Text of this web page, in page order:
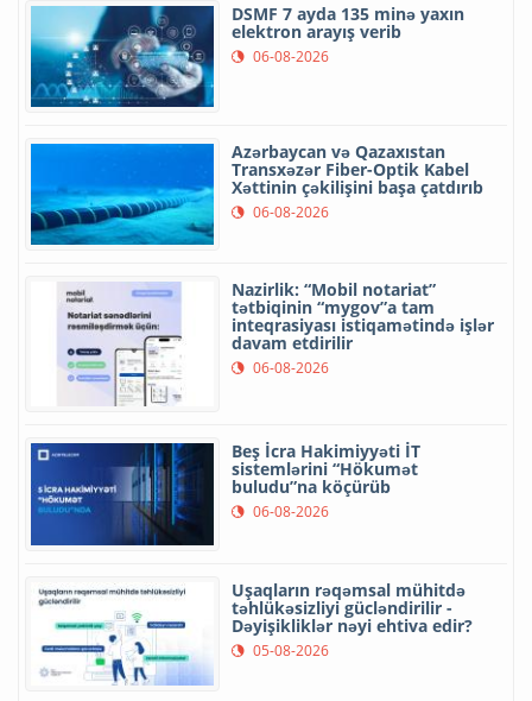
DSMF 7 ayda 135 minə yaxın
elektron arayış verib
06-08-2026
Azərbaycan və Qazaxıstan
Transxəzər Fiber-Optik Kabel
Xəttinin çəkilişini başa çatdırıb
06-08-2026
Nazirlik: “Mobil notariat”
tətbiqinin “mygov”a tam
inteqrasiyası istiqamətində işlər
davam etdirilir
06-08-2026
Beş İcra Hakimiyyəti İT
sistemlərini “Hökumət
buludu”na köçürüb
06-08-2026
Uşaqların rəqəmsal mühitdə
təhlükəsizliyi gücləndirilir -
Dəyişikliklər nəyi ehtiva edir?
05-08-2026